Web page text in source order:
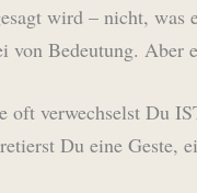
wird – nicht, was
von Bedeutung. Aber
oft verwechselst Du
Du eine Geste,